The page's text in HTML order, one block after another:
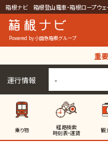
箱根ナビ 箱根登山電車・箱根ロープウェ
Powered by 小田急箱根グループ
重
運行情報 -
乗り物 経路検索
時刻表・運賃 観